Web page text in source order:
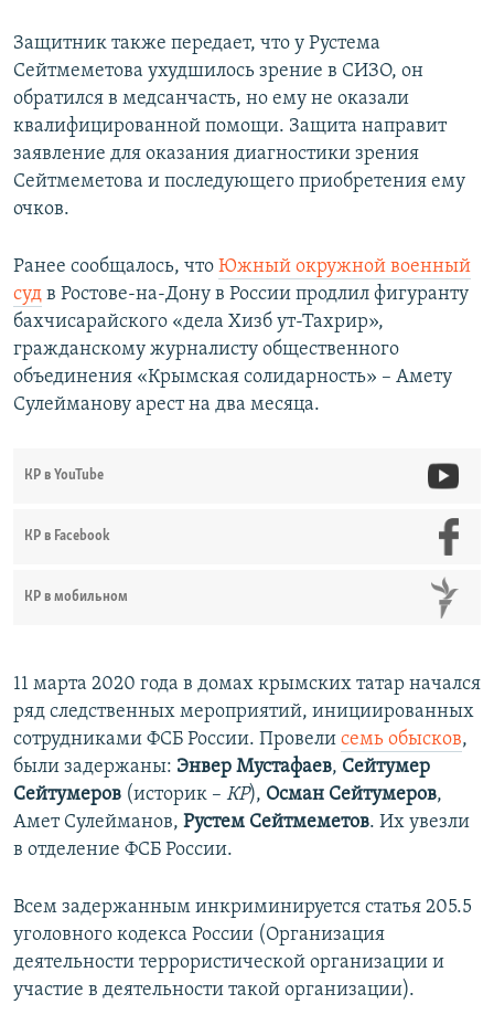
Защитник также передает, что у Рустема
Сейтмеметова ухудшилось зрение в СИЗО, он
обратился в медсанчасть, но ему не оказали
квалифицированной помощи. Защита направит
заявление для оказания диагностики зрения
Сейтмеметова и последующего приобретения ему
очков.
Ранее сообщалось, что Южный окружной военный
суд в Ростове-на-Дону в России продлил фигуранту
бахчисарайского «дела Хизб ут-Тахрир»,
гражданскому журналисту общественного
объединения «Крымская солидарность» – Амету
Сулейманову арест на два месяца.
КР в YouTube
КР в Facebook
КР в мобильном
11 марта 2020 года в домах крымских татар начался
ряд следственных мероприятий, инициированных
сотрудниками ФСБ России. Провели семь обысков,
были задержаны: Энвер Мустафаев, Сейтумер
Сейтумеров (историк – КР), Осман Сейтумеров,
Амет Сулейманов, Рустем Сейтмеметов. Их увезли
в отделение ФСБ России.
Всем задержанным инкриминируется статья 205.5
уголовного кодекса России (Организация
деятельности террористической организации и
участие в деятельности такой организации).